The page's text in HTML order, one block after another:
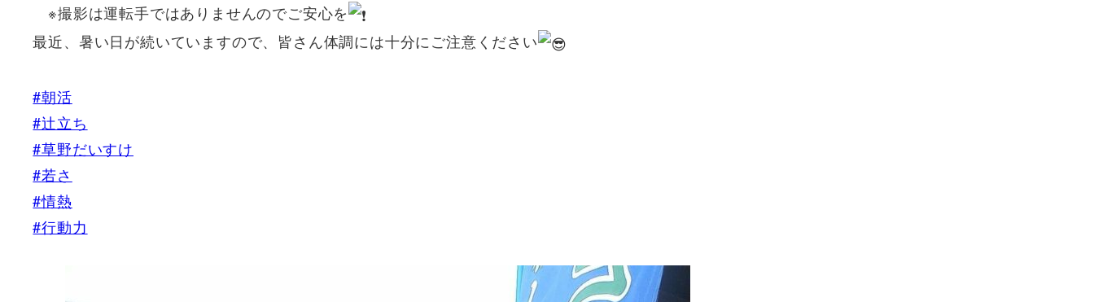
※撮影は運転手ではありませんのでご安心を
最近、暑い日が続いていますので、皆さん体調には十分にご注意ください
#朝活
#辻立ち
#草野だいすけ
#若さ
#情熱
#行動力